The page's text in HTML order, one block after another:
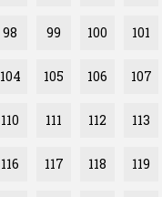
98 99 100 101
104 105 106 107
110 111 112 113
116 117 118 119